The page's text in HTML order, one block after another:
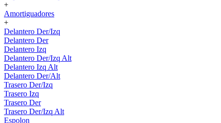
+
Amortiguadores
+
Delantero Der/Izq
Delantero Der
Delantero Izq
Delantero Der/Izq Alt
Delantero Izq Alt
Delantero Der/Alt
Trasero Der/Izq
Trasero Izq
Trasero Der
Trasero Der/Izq Alt
Espolon